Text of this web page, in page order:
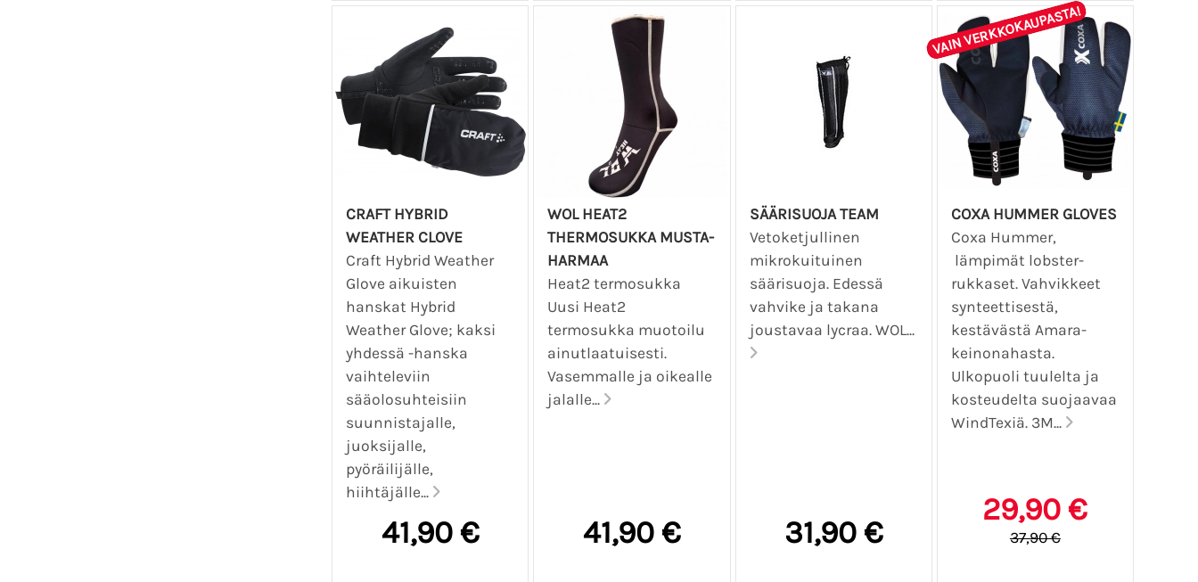
CRAFT HYBRID
WEATHER CLOVE
Craft Hybrid Weather
Glove aikuisten
hanskat Hybrid
Weather Glove; kaksi
yhdessä -hanska
vaihteleviin
sääolosuhteisiin
suunnistajalle,
juoksijalle,
pyöräilijälle,
hiihtäjälle...
41,90 €
WOL HEAT2
THERMOSUKKA MUSTA-
HARMAA
Heat2 termosukka
Uusi Heat2
termosukka muotoilu
ainutlaatuisesti.
Vasemmalle ja oikealle
jalalle...
41,90 €
SÄÄRISUOJA TEAM
Vetoketjullinen
mikrokuituinen
säärisuoja. Edessä
vahvike ja takana
joustavaa lycraa. WOL...
31,90 €
VAIN VERKKOKAUPASTA!
COXA HUMMER GLOVES
Coxa Hummer,
lämpimät lobster-
rukkaset. Vahvikkeet
synteettisestä,
kestävästä Amara-
keinonahasta.
Ulkopuoli tuulelta ja
kosteudelta suojaavaa
WindTexiä. 3M...
29,90 €
37,90 €